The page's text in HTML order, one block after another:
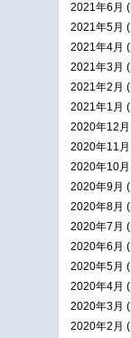
2021年6月
2021年5月
2021年4月
2021年3月
2021年2月
2021年1月
2020年12
2020年11
2020年10
2020年9月
2020年8月
2020年7月
2020年6月
2020年5月
2020年4月
2020年3月
2020年2月